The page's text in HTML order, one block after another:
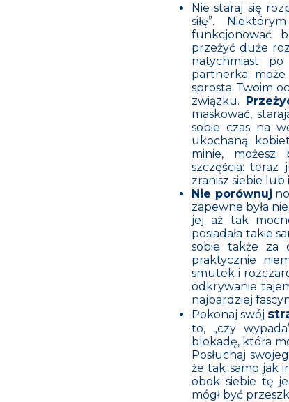
Nie staraj się
siłę”.
funkcjonować
przeżyć duże
natychmiast
partnerka
sprosta Twoim
związku.
maskować,
sobie czas na
ukochaną
minie, możesz
szczęścia: teraz
zranisz siebie lub
Nie porównuj
zapewne była
jej aż tak
posiadała takie
sobie także za
praktycznie
smutek i
odkrywanie
najbardziej
Pokonaj swój
to, „czy
blokadę, która
Posłuchaj
że tak samo jak
obok siebie tę
mógł być